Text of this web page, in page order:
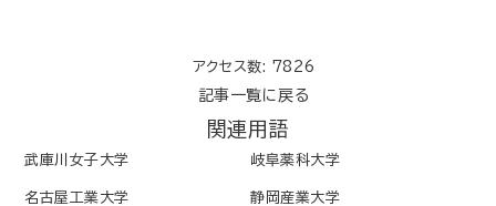
アクセス数: 7826
記事一覧に戻る
関連用語
武庫川女子大学 岐阜薬科大学
名古屋工業大学 静岡産業大学